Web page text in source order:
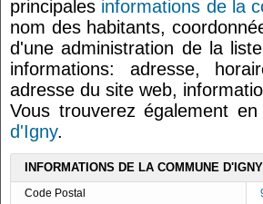
principales informations de la
nom des habitants,
d'une administration de la
informations: adresse,
adresse du site web,
Vous trouverez également
d'Igny.
INFORMATIONS DE LA COMMUNE D'IGNY
Code Postal